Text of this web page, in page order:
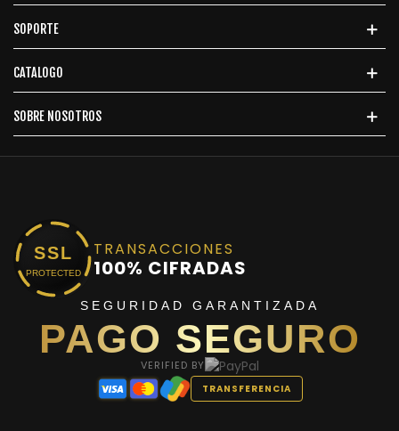
SOPORTE
CATALOGO
SOBRE NOSOTROS
SSL
PROTECTED
TRANSACCIONES
100% CIFRADAS
SEGURIDAD GARANTIZADA
PAGO SEGURO
VERIFIED BY
TRANSFERENCIA